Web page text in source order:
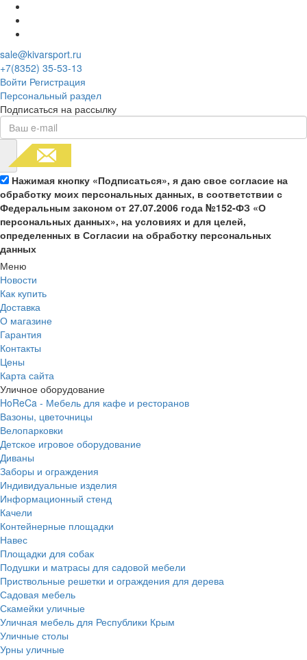
sale@kivarsport.ru
+7(8352) 35-53-13
Войти Регистрация
Персональный раздел
Подписаться на рассылку
Нажимая кнопку «Подписаться», я даю свое согласие на
обработку моих персональных данных, в соответствии с
Федеральным законом от 27.07.2006 года №152-ФЗ «О
персональных данных», на условиях и для целей,
определенных в Согласии на обработку персональных
данных
Меню
Новости
Как купить
Доставка
О магазине
Гарантия
Контакты
Цены
Карта сайта
Уличное оборудование
HoReCa - Мебель для кафе и ресторанов
Вазоны, цветочницы
Велопарковки
Детское игровое оборудование
Диваны
Заборы и ограждения
Индивидуальные изделия
Информационный стенд
Качели
Контейнерные площадки
Навес
Площадки для собак
Подушки и матрасы для садовой мебели
Приствольные решетки и ограждения для дерева
Садовая мебель
Скамейки уличные
Уличная мебель для Республики Крым
Уличные столы
Урны уличные